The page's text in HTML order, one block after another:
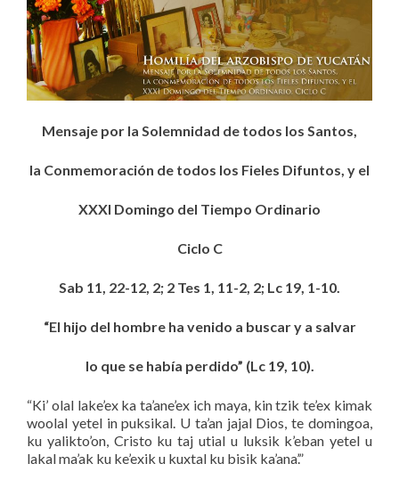
Mensaje por la Solemnidad de todos los Santos,
la Conmemoración de todos los Fieles Difuntos, y el
XXXI Domingo del Tiempo Ordinario
Ciclo C
Sab 11, 22-12, 2; 2 Tes 1, 11-2, 2; Lc 19, 1-10.
“El hijo del hombre ha venido a buscar y a salvar
lo que se había perdido” (Lc 19, 10).
“Ki’ olal lake’ex ka ta’ane’ex ich maya, kin tzik te’ex kimak
woolal yetel in puksikal. U ta’an jajal Dios, te domingoa,
ku yalikto’on, Cristo ku taj utial u luksik k’eban yetel u
lakal ma’ak ku ke’exik u kuxtal ku bisik ka’ana’.”